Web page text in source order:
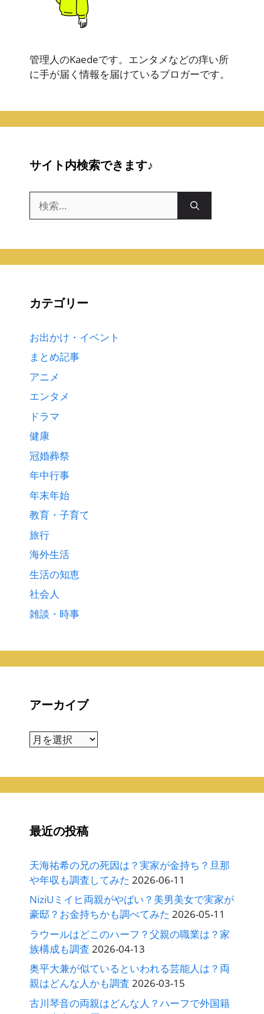
管理人のKaedeです。エンタメなどの痒い所
に手が届く情報を届けているブロガーです。
サイト内検索できます♪
索:
カテゴリー
お出かけ・イベント
まとめ記事
アニメ
エンタメ
ドラマ
健康
冠婚葬祭
年中行事
年末年始
教育・子育て
旅行
海外生活
生活の知恵
社会人
雑談・時事
アーカイブ
ア
ブ
最近の投稿
天海祐希の兄の死因は？実家が金持ち？旦那
や年収も調査してみた 2026-06-11
NiziUミイヒ両親がやばい？美男美女で実家が
豪邸？お金持ちかも調べてみた 2026-05-11
ラウールはどこのハーフ？父親の職業は？家
族構成も調査 2026-04-13
奥平大兼が似ているといわれる芸能人は？両
親はどんな人かも調査 2026-03-15
古川琴音の両親はどんな人？ハーフで外国籍